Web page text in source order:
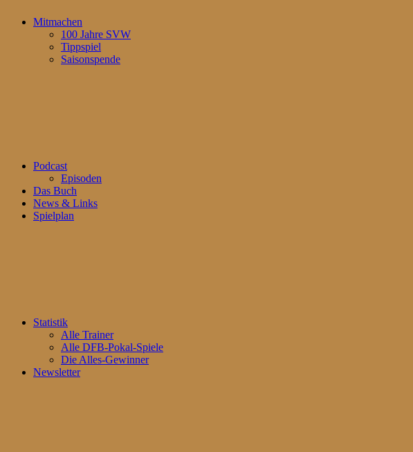
Mitmachen
100 Jahre SVW
Tippspiel
Saisonspende
Podcast
Episoden
Das Buch
News & Links
Spielplan
Statistik
Alle Trainer
Alle DFB-Pokal-Spiele
Die Alles-Gewinner
Newsletter